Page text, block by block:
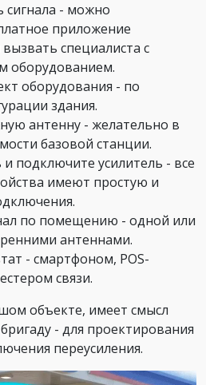
сигнала - можно
приложение
специалиста с
оборудованием.
оборудования - по
здания.
антенну - желательно в
базовой станции.
подключите усилитель - все
имеют простую и
по помещению - одной или
антеннами.
- смартфоном, POS-
связи.
объекте, имеет смысл
- для проектирования
переусиления.